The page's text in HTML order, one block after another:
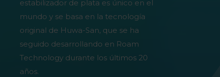
estabilizador de plata es único en el
mundo y se basa en la tecnología
original de Huwa-San, que se ha
seguido desarrollando en Roam
Technology durante los últimos 20
años.